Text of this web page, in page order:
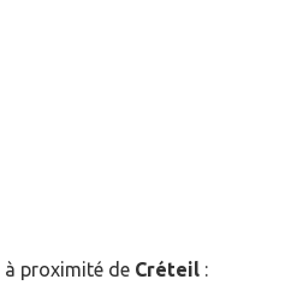
à proximité de Créteil :